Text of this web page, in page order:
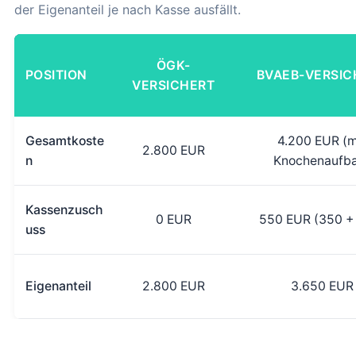
der Eigenanteil je nach Kasse ausfällt.
POSITION
ÖGK-
VERSICHERT
BVAEB-
Gesamtkoste
n
2.800 EUR
4.200 EUR
Kassenzusch
uss
0 EUR 550 EUR (350
Eigenanteil 2.800 EUR 3.650 EUR